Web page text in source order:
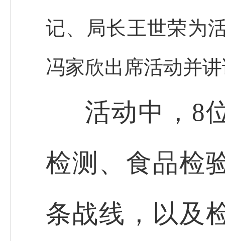
记、局长王世荣为
冯家欣出席活动并
活动中，8
检测、食品检
条战线，以及